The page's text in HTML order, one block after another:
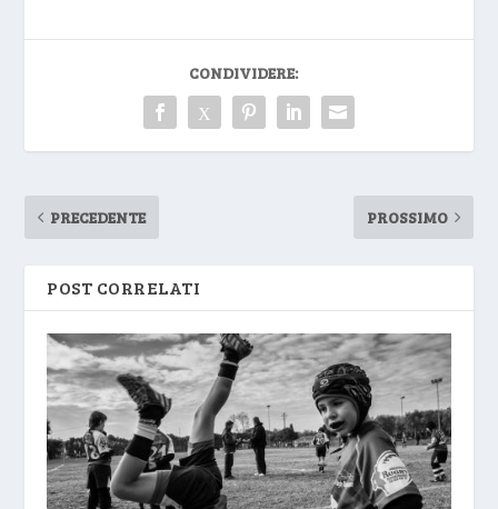
CONDIVIDERE:
PRECEDENTE PROSSIMO
POST CORRELATI